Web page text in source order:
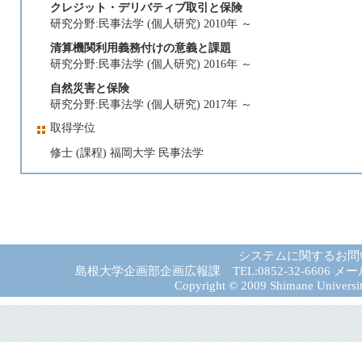
クレジット・デリバティブ取引と保険
研究分野:民事法学 (個人研究) 2010年 ～
清算機関利用義務付けの意義と課題
研究分野:民事法学 (個人研究) 2016年 ～
自然災害と保険
研究分野:民事法学 (個人研究) 2017年 ～
取得学位
修士 (課程) 福岡大学 民事法学
システムに関するお
島根大学企画部企画広報課 TEL:0852-32-6606 メー
Copyright © 2009 Shimane